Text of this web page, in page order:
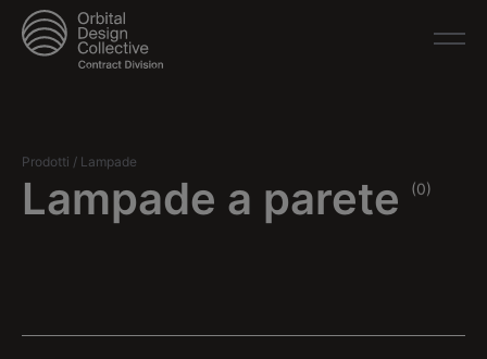
Prodotti / Lampade
Lampade a parete (0)